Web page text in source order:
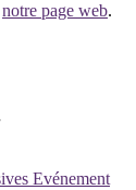
notre page web.
Evénement